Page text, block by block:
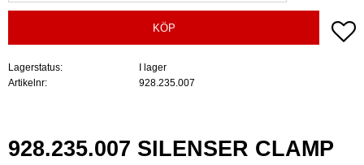
KÖP
Lagerstatus
I lager
Artikelnr
928.235.007
928.235.007 SILENSER CLAMP